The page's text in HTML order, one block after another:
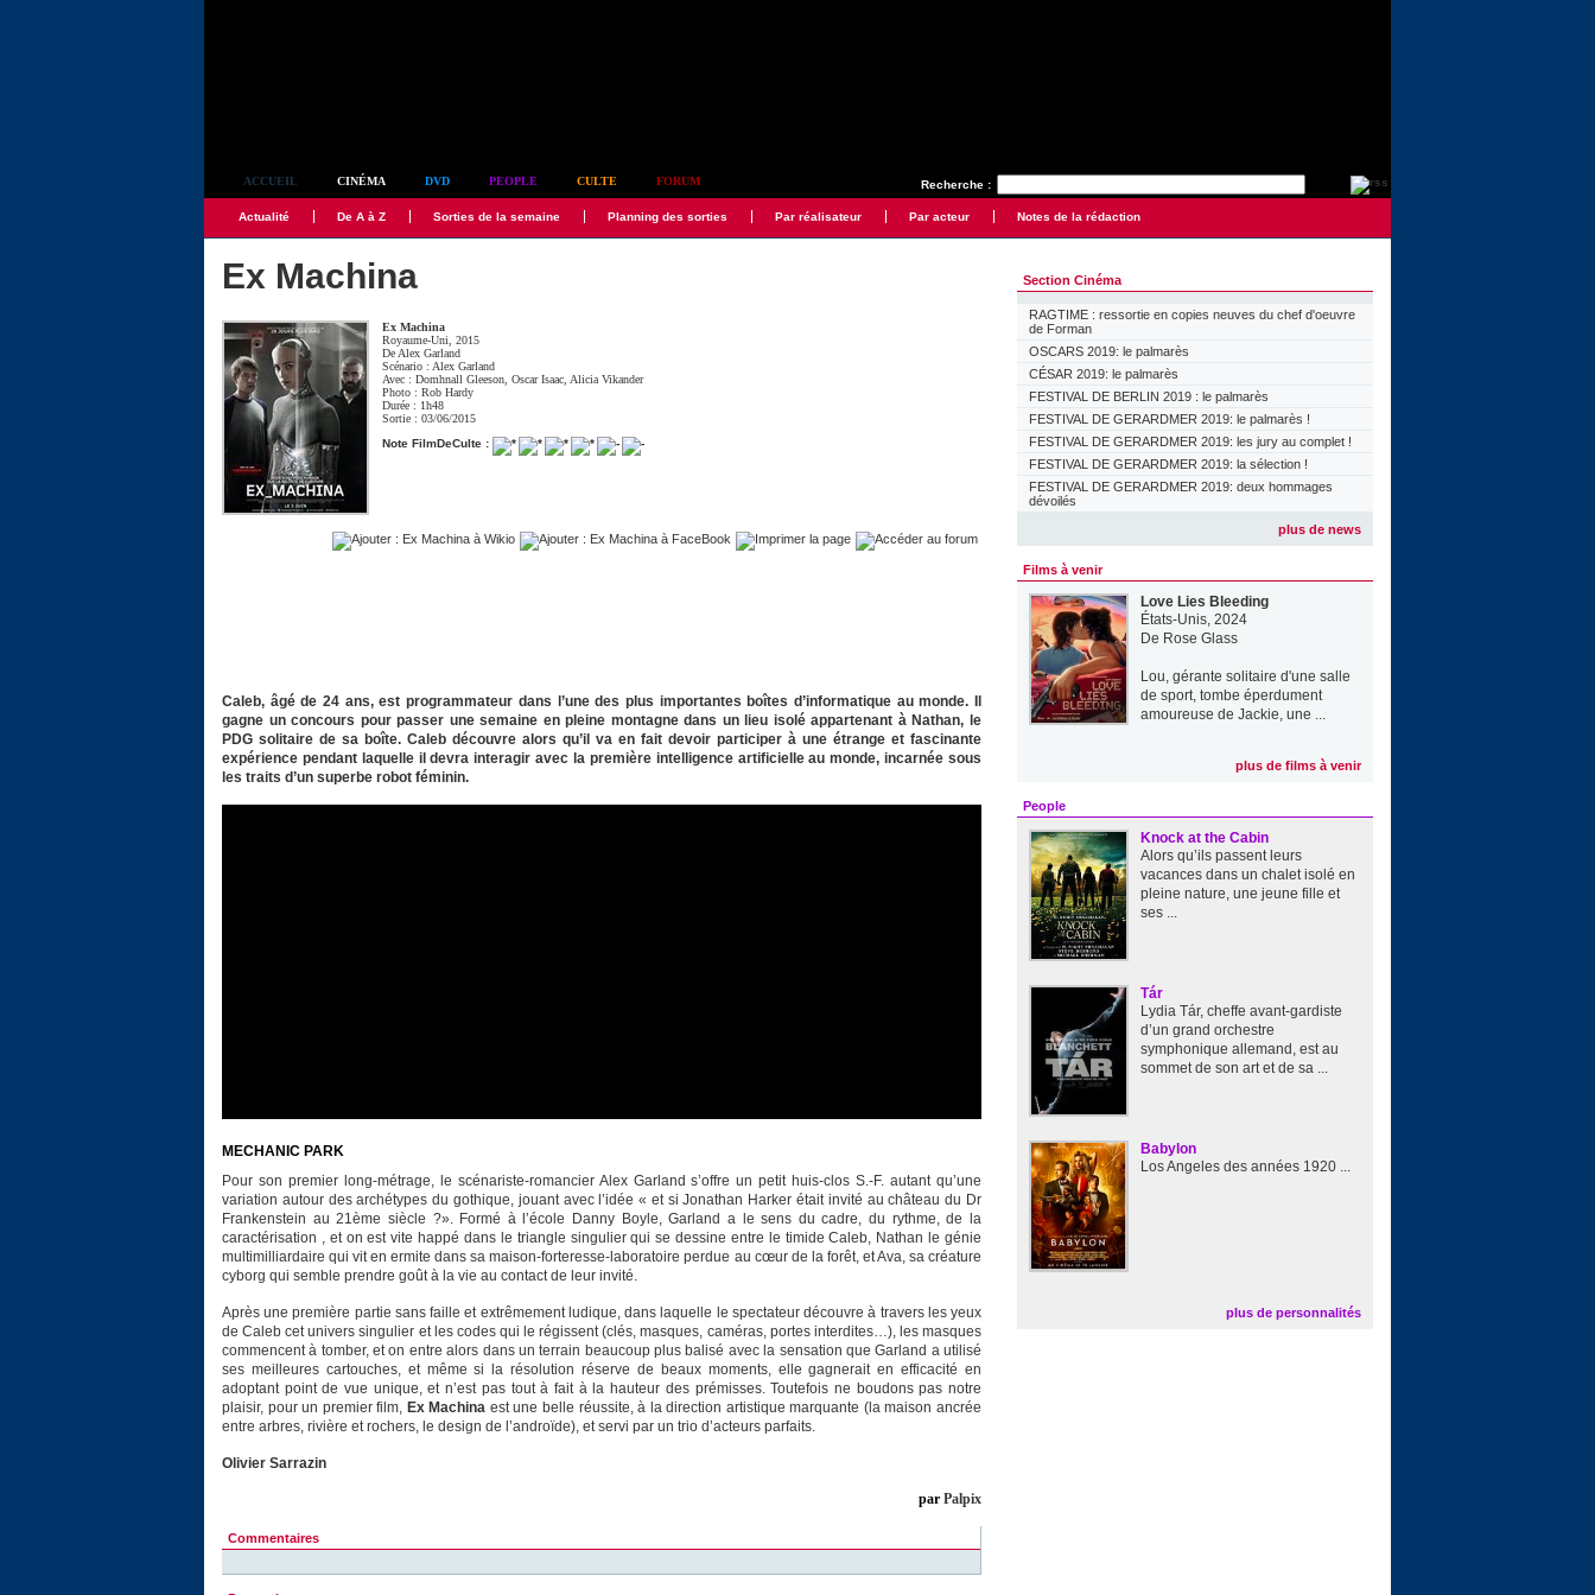
Recherche :
ACCUEIL CINÉMA DVD PEOPLE CULTE FORUM
Actualité De A à Z Sorties de la semaine Planning des sorties Par réalisateur Par acteur Notes de la rédaction
Ex Machina
Ex Machina
Royaume-Uni, 2015
De Alex Garland
Scénario : Alex Garland
Avec :Domhnall Gleeson ,Oscar Isaac Alicia Vikander
Photo :Rob Hardy
Durée : 1h48
Sortie : 03/06/2015
Note FilmDeCulte :
Caleb, âgé de 24 ans, est programmateur dans l’une des plus importantes boîtes d’informatique au monde. Il
gagne un concours pour passer une semaine en pleine montagne dans un lieu isolé appartenant à Nathan, le
PDG solitaire de sa boîte. Caleb découvre alors qu’il va en fait devoir participer à une étrange et fascinante
expérience pendant laquelle il devra interagir avec la première intelligence artificielle au monde, incarnée sous
les traits d’un superbe robot féminin.
MECHANIC PARK
Pour son premier long-métrage, le scénariste-romancier Alex Garland s’offre un petit huis-clos S.-F. autant qu’une
variation autour des archétypes du gothique, jouant avec l’idée « et si Jonathan Harker était invité au château du Dr
Frankenstein au 21ème siècle ?». Formé à l’école Danny Boyle, Garland a le sens du cadre, du rythme, de la
caractérisation , et on est vite happé dans le triangle singulier qui se dessine entre le timide Caleb, Nathan le génie
multimilliardaire qui vit en ermite dans sa maison-forteresse-laboratoire perdue au cœur de la forêt, et Ava, sa créature
cyborg qui semble prendre goût à la vie au contact de leur invité.
Après une première partie sans faille et extrêmement ludique, dans laquelle le spectateur découvre à travers les yeux
de Caleb cet univers singulier et les codes qui le régissent (clés, masques, caméras, portes interdites…), les masques
commencent à tomber, et on entre alors dans un terrain beaucoup plus balisé avec la sensation que Garland a utilisé
ses meilleures cartouches, et même si la résolution réserve de beaux moments, elle gagnerait en efficacité en
adoptant point de vue unique, et n’est pas tout à fait à la hauteur des prémisses. Toutefois ne boudons pas notre
plaisir, pour un premier film, Ex Machina est une belle réussite, à la direction artistique marquante (la maison ancrée
entre arbres, rivière et rochers, le design de l’androïde), et servi par un trio d’acteurs parfaits.
Olivier Sarrazin
par Palpix
Commentaires
Section Cinéma
RAGTIME : ressortie en copies neuves du chef d'oeuvre
de Forman
OSCARS 2019: le palmarès
CÉSAR 2019: le palmarès
FESTIVAL DE BERLIN 2019 : le palmarès
FESTIVAL DE GERARDMER 2019: le palmarès !
FESTIVAL DE GERARDMER 2019: les jury au complet !
FESTIVAL DE GERARDMER 2019: la sélection !
FESTIVAL DE GERARDMER 2019: deux hommages
dévoilés
plus de news
Films à venir
Love Lies Bleeding
États-Unis, 2024
De Rose Glass
Lou, gérante solitaire d'une salle
de sport, tombe éperdument
amoureuse de Jackie, une ...
plus de films à venir
People
Knock at the Cabin
Alors qu’ils passent leurs
vacances dans un chalet isolé en
pleine nature, une jeune fille et
ses ...
Tár
Lydia Tár, cheffe avant-gardiste
d’un grand orchestre
symphonique allemand, est au
sommet de son art et de sa ...
Babylon
Los Angeles des années 1920 ...
plus de personnalités